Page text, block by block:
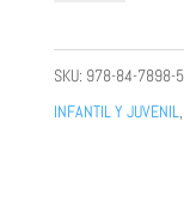
SKU: 978-84-7898-
INFANTIL Y JUVENIL